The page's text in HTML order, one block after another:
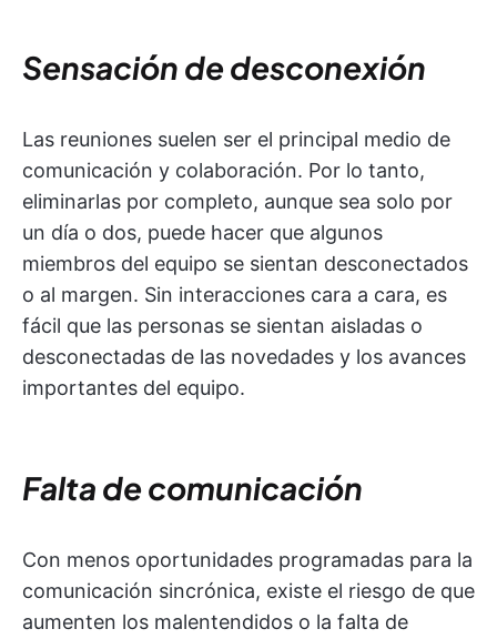
Sensación de desconexión
Las reuniones suelen ser el principal medio de
comunicación y colaboración. Por lo tanto,
eliminarlas por completo, aunque sea solo por
un día o dos, puede hacer que algunos
miembros del equipo se sientan desconectados
o al margen. Sin interacciones cara a cara, es
fácil que las personas se sientan aisladas o
desconectadas de las novedades y los avances
importantes del equipo.
Falta de comunicación
Con menos oportunidades programadas para la
comunicación sincrónica, existe el riesgo de que
aumenten los malentendidos o la falta de